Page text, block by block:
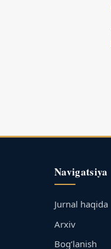
Navigatsiya
Jurnal haqida
Arxiv
Bog‘lanish